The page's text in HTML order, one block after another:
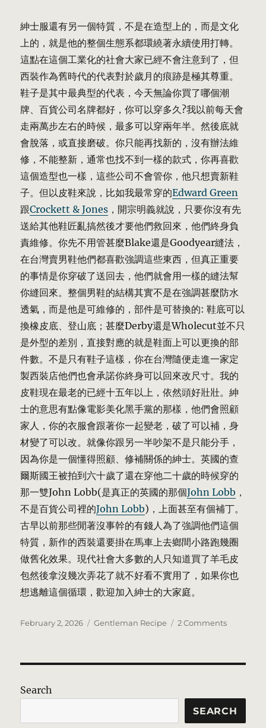
紳士服還有另一個特質，不是在造型上的，而是文化
上的，就是他的整個生態系都環繞著永續使用打轉。
這點在這個工業化的社會大家已經不會注意到了，但
西裝作為舊時代的代表對於歲月的痕跡是極其尊重。
鞋子是其中最典型的代表，今天無論你買了哪個潮
牌、百貨公司名牌都好，你可以穿多久?我以前每天會
走兩萬步左右的時候，最多可以穿兩年半。然後底就
會脫落，或直接磨破。你只能再找新的，沒有辦法維
修，不能整新，通常也找不到一樣的款式，你再喜歡
這個造型也一樣，這些公司不會管你，他只想賣新鞋
子。但以皮鞋來說，比如我最常穿的Edward Green
跟Crockett & Jones ，開宗明義就說，只要你沒有先
送給其他鞋匠亂搞然後才要他們救回來，他們終身負
責維修。你先不用管甚麼Blake還是Goodyear縫法，
在台灣賣男鞋他們都喜歡強調這些東西，但真正重要
的事情是你穿破了送回去，他們就會用一樣的縫法幫
你縫回來。整個男鞋的結構其實不是在強調甚麼防水
透氣，而是他是可維修的，部件是可替換的: 鞋底可以
換橡皮底、登山底；甚麼Derby還是Wholecut並不只
是外型的差別，直接對應的就是鞋面上可以更換的部
件數。不是只有鞋子這樣，你在台灣隨便走進一家定
製西裝店他們也會承諾你終身可以回來改尺寸。我的
皮鞋現在最老的已經十五年以上，依然頭好壯壯。紳
士的意思有點像電影美化黑手黨的那樣，他們會照顧
家人，你的衣服會跟著你一起變老，破了可以補，身
材變了可以改。就像你跟另一半吵架不是只能分手，
因為你是一個懂得照顧、修補關係的紳士。英國的查
爾斯國王被拍到六十歲了還在穿他二十歲的時候穿的
那一雙John Lobb(是真正的英國的那個John Lobb ，
不是百貨公司裡的John Lobb)，上面甚至有個補丁。
古早以前那些閒著沒事幹的有錢人為了強調他們這個
特質，新作的西裝還要掛在馬車上去鄉間小路跑幾圈
做舊化效果。現代社會大多數的人只知道買了羊毛皮
包然後拿沒幾次弄花了就不好看不實用了，如果你也
想逃離這個循環，歡迎加入紳士的大家庭。
Posted
February 2, 2026 Categories
Gentleman Recipe 2 Commentson
西
裝
的
Search
SEARCH